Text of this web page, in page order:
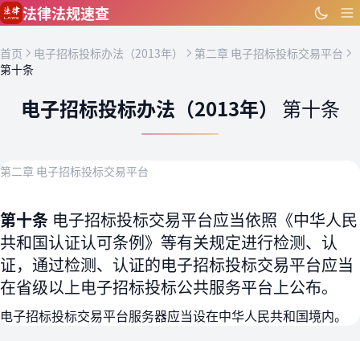
跳到主要内容
法律法规速查
首页 电子招标投标办法（2013年）
第二章 电子招标投标交易平台
第十条
电子招标投标办法（2013年） 第十条
第二章 电子招标投标交易平台
第十条 电子招标投标交易平台应当依照《中华人民
共和国认证认可条例》等有关规定进行检测、认
证，通过检测、认证的电子招标投标交易平台应当
在省级以上电子招标投标公共服务平台上公布。
电子招标投标交易平台服务器应当设在中华人民共和国境内。